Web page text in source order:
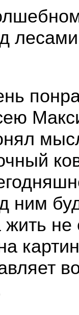
ним
не